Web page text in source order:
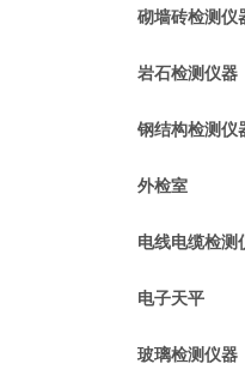
砌墙砖检测仪
岩石检测仪器
钢结构检测仪
外检室
电线电缆检测
电子天平
玻璃检测仪器